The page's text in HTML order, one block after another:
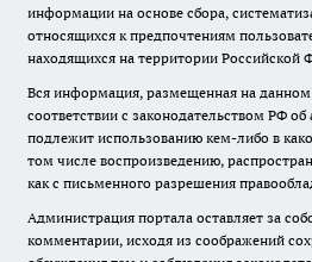
информации на основе сбора,
относящихся к предпочтениям
находящихся на территории Российской
Вся информация, размещенная на данном
соответствии с законодательством РФ
подлежит использованию кем-либо в
том числе воспроизведению,
как с письменного разрешения
Администрация портала оставляет за
комментарии, исходя из соображений